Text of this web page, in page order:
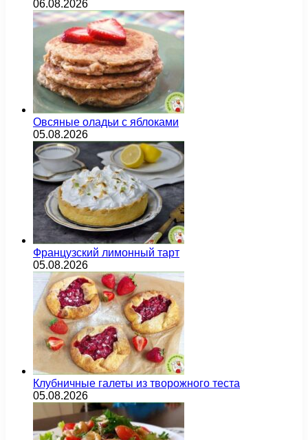
06.08.2026
Овсяные оладьи с яблоками
05.08.2026
Французский лимонный тарт
05.08.2026
Клубничные галеты из творожного теста
05.08.2026